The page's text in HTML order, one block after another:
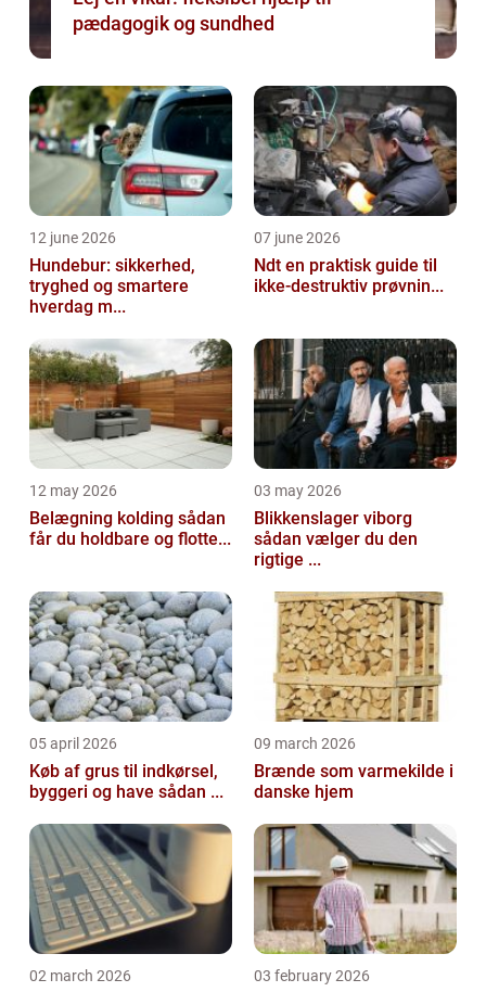
pædagogik og sundhed
12 june 2026
Hundebur: sikkerhed,
tryghed og smartere
hverdag m...
07 june 2026
Ndt en praktisk guide til
ikke-destruktiv prøvnin...
12 may 2026
Belægning kolding sådan
får du holdbare og flotte...
03 may 2026
Blikkenslager viborg
sådan vælger du den
rigtige ...
05 april 2026
Køb af grus til indkørsel,
byggeri og have sådan ...
09 march 2026
Brænde som varmekilde i
danske hjem
02 march 2026 03 february 2026